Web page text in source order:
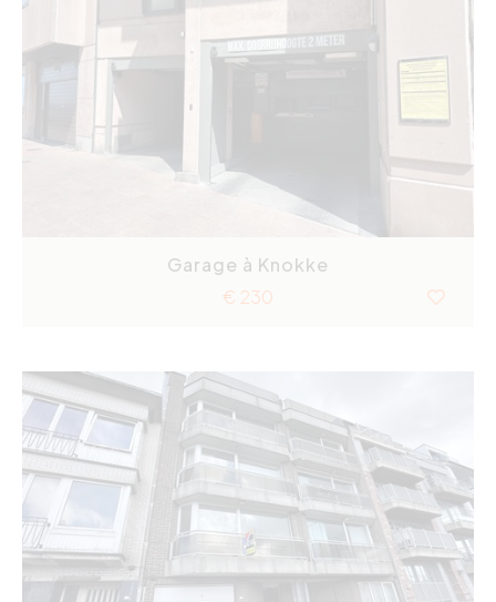
Garage à Knokke
€ 230